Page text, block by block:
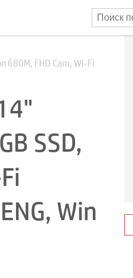
680M, FHD Cam, Wi-Fi
SSD,
Win